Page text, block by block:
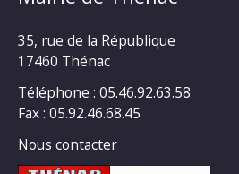
35, rue de la République
17460 Thénac
Téléphone : 05.46.92.63.58
Fax : 05.92.46.68.45
Nous contacter